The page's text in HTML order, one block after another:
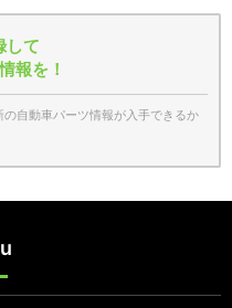
して
報を！
自動車パーツ情報が入手できるか